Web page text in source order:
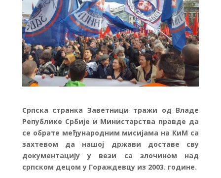
Српска странка Заветници тражи од Владе
Републике Србије и Министарства правде да
се обрате међународним мисијама на КиМ са
захтевом да нашој држави доставе сву
документацију у вези са злочином над
српском децом у Гораждевцу из 2003. године.